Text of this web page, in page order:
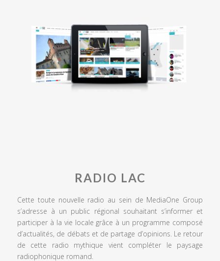
RADIO LAC
Cette toute nouvelle radio au sein de MediaOne Group
s’adresse à un public régional souhaitant s’informer et
participer à la vie locale grâce à un programme composé
d’actualités, de débats et de partage d’opinions. Le retour
de cette radio mythique vient compléter le paysage
radiophonique romand.